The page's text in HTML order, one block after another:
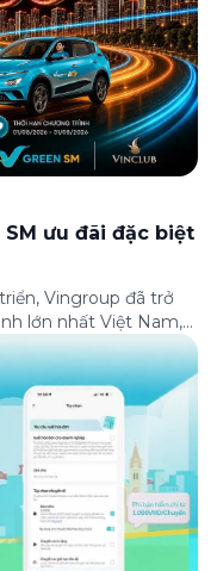
ưu đãi đặc biệt
Vingroup đã trở
lớn nhất Việt Nam,
Nam Á theo bảng
kỷ niệm 33 năm
SM trân […]